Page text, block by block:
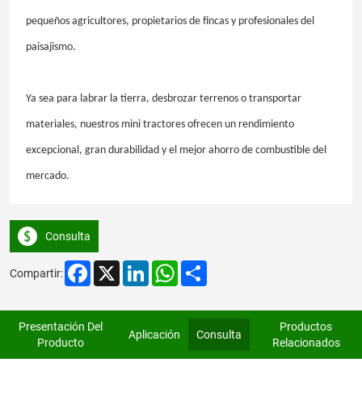
pequeños agricultores, propietarios de fincas y profesionales del
paisajismo.
Ya sea para labrar la tierra, desbrozar terrenos o transportar
materiales, nuestros mini tractores ofrecen un rendimiento
excepcional, gran durabilidad y el mejor ahorro de combustible del
mercado.
Consulta
Compartir: Facebook
X LinkedInWhatsApp
Presentación Del
Producto
Aplicación Consulta
Productos
Relacionados